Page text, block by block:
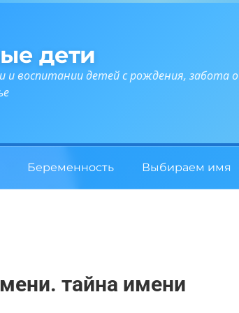
дети
и воспитании детей с рождения, забота о
Беременность Выбираем имя
тайна имени